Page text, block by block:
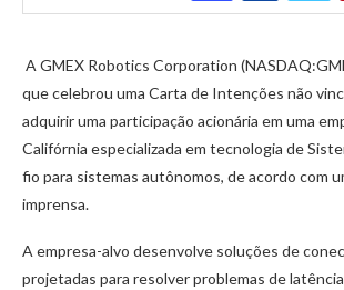
A GMEX Robotics Corporation
que celebrou uma Carta de Intenções não
adquirir uma participação acionária em uma
Califórnia especializada em tecnologia de
fio para sistemas autônomos, de acordo com
imprensa.
A empresa-alvo desenvolve soluções de
projetadas para resolver problemas de